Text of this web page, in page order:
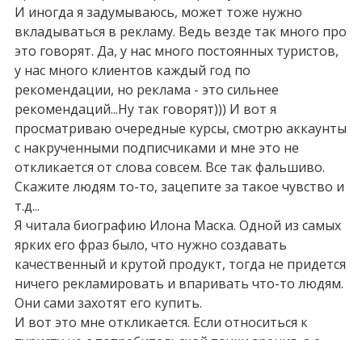
И иногда я задумываюсь, может тоже нужно
вкладываться в рекламу. Ведь везде так много про
это говорят. Да, у нас много постоянных туристов,
у нас много клиентов каждый год по
рекомендации, но реклама - это сильнее
рекомендаций...Ну так говорят))) И вот я
просматриваю очередные курсы, смотрю аккаунты
с накрученными подписчиками и мне это не
откликается от слова совсем. Все так фальшиво.
Скажите людям то-то, зацепите за такое чувство и
т.д...
Я читала биографию Илона Маска. Одной из самых
ярких его фраз было, что нужно создавать
качественный и крутой продукт, тогда не придется
ничего рекламировать и впаривать что-то людям.
Они сами захотят его купить.
И вот это мне откликается. Если относиться к